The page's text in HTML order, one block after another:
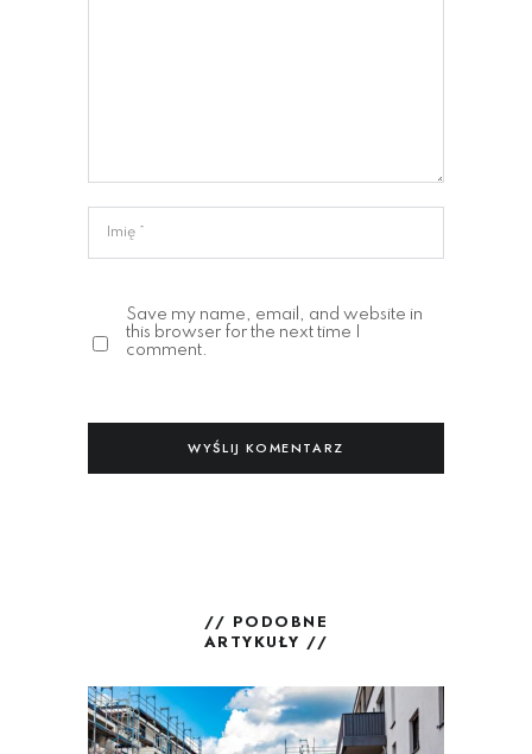
Save my name, email, and website in
this browser for the next time I
comment.
// PODOBNE
ARTYKUŁY //